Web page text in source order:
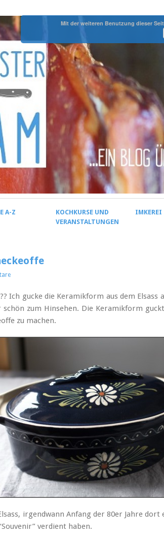
A-Z
KOCHKURSE UND
VERANSTALTUNGEN
IMKEREI
Ich gucke die Keramikform aus dem
zum Hinsehen. Die Keramikform
zu machen.
irgendwann Anfang der 80er Jahre
verdient haben.
Mit der weiteren Benutzung dieser